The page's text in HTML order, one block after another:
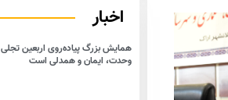
اخبار
همایش بزرگ پیاده‌روی اربعین تجلی
وحدت، ایمان و همدلی است